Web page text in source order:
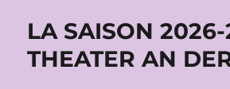
LA SAISON
THEATER AN